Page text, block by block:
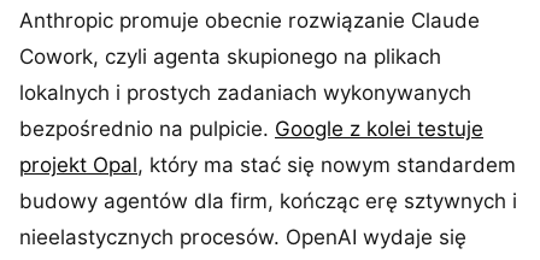
Anthropic promuje obecnie rozwiązanie Claude
Cowork, czyli agenta skupionego na plikach
lokalnych i prostych zadaniach wykonywanych
bezpośrednio na pulpicie. Google z kolei testuje
projekt Opal, który ma stać się nowym standardem
budowy agentów dla firm, kończąc erę sztywnych i
nieelastycznych procesów. OpenAI wydaje się